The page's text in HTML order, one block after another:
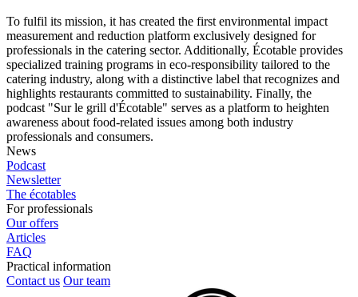
To fulfil its mission, it has created the first environmental impact
measurement and reduction platform exclusively designed for
professionals in the catering sector. Additionally, Écotable provides
specialized training programs in eco-responsibility tailored to the
catering industry, along with a distinctive label that recognizes and
highlights restaurants committed to sustainability. Finally, the
podcast "Sur le grill d'Écotable" serves as a platform to heighten
awareness about food-related issues among both industry
professionals and consumers.
News
Podcast
Newsletter
The écotables
For professionals
Our offers
Articles
FAQ
Practical information
Contact us Our team